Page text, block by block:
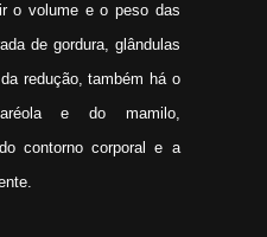
o volume e o peso das
de gordura, glândulas
redução, também há o
aréola e do mamilo,
contorno corporal e a